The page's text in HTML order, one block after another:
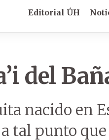
Editorial ÚH
del
nacido en
tal punto